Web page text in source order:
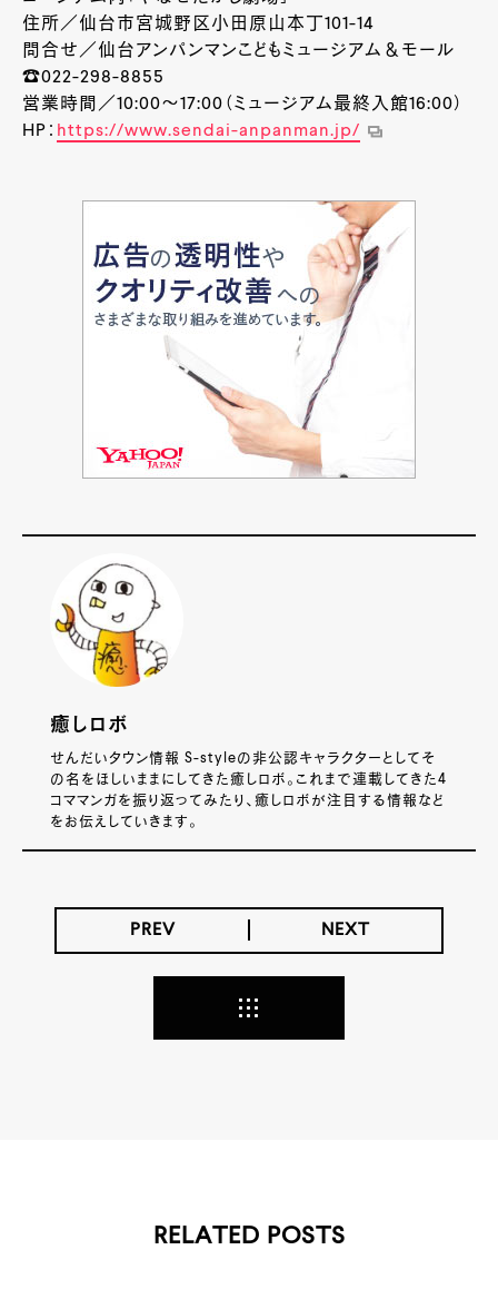
住所／仙台市宮城野区小田原山本丁101-14
問合せ／仙台アンパンマンこどもミュージアム＆モール
☎022-298-8855
営業時間／10:00～17:00（ミュージアム最終入館16:00）
HP： https://www.sendai-anpanman.jp/
癒しロボ
せんだいタウン情報 S-styleの非公認キャラクターとしてそ
の名をほしいままにしてきた癒しロボ。これまで連載してきた4
コママンガを振り返ってみたり、癒しロボが注目する情報など
をお伝えしていきます。
PREV NEXT
RELATED POSTS